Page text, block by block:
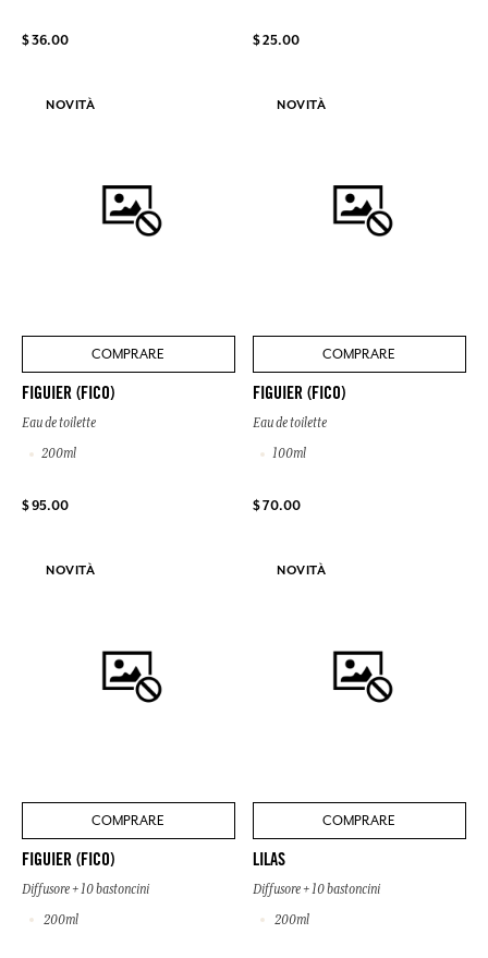
$ 36.00 $ 25.00
NOVITÀ
COMPRARE
FIGUIER (FICO)
Eau de toilette
200ml
$ 95.00
NOVITÀ
COMPRARE
FIGUIER (FICO)
Eau de toilette
100ml
$ 70.00
NOVITÀ
COMPRARE
FIGUIER (FICO)
Diffusore + 10 bastoncini
200ml
NOVITÀ
COMPRARE
LILAS
Diffusore + 10 bastoncini
200ml